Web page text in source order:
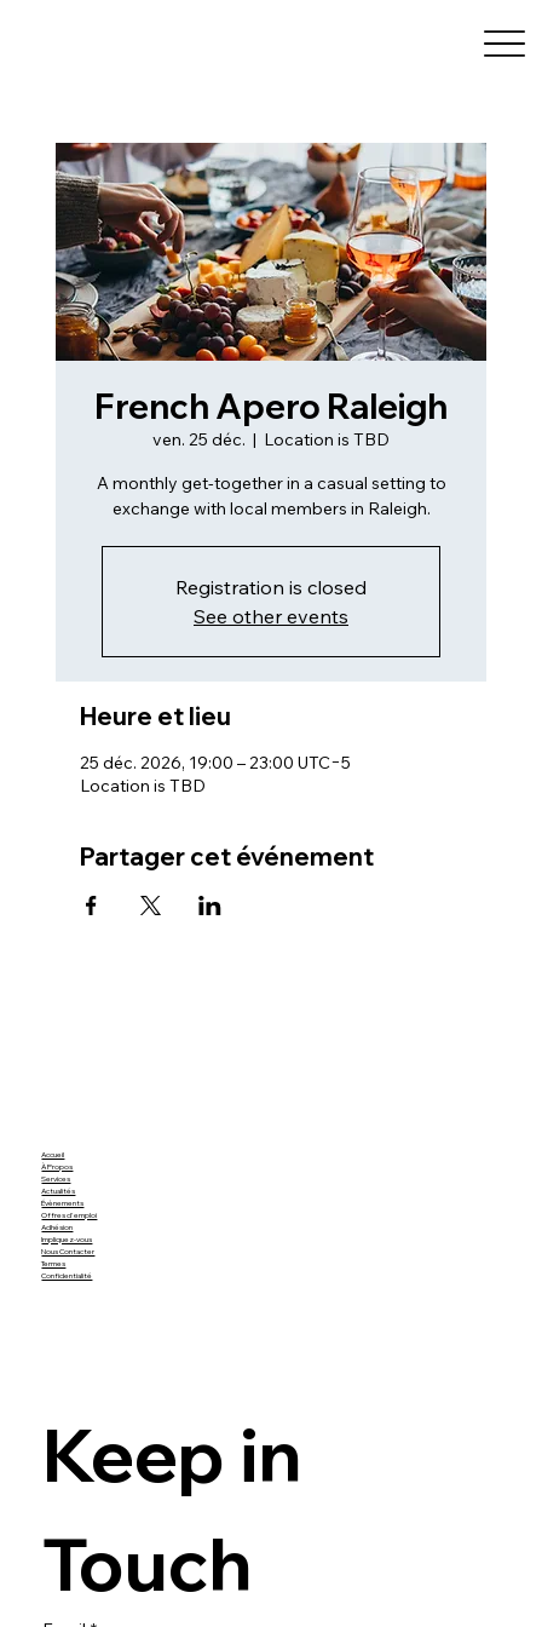
French Apero Raleigh
ven. 25 déc.
  |
Location is TBD
A monthly get-together in a casual setting to
exchange with local members in Raleigh.
Registration is closed
See other events
Heure et lieu
25 déc. 2026, 19:00 – 23:00 UTC−5
Location is TBD
Partager cet événement
Accueil
À Propos
Services
Actualités
Évènements
Offres d'emploi
Adhésion
Impliquez-vous
Nous Contacter
Termes
Confidentialité
Keep in
Touch